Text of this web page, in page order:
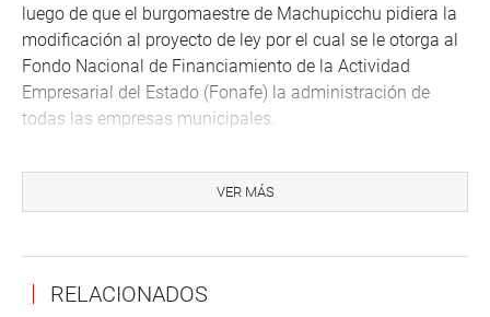
luego de que el burgomaestre de Machupicchu pidiera la
modificación al proyecto de ley por el cual se le otorga al
Fondo Nacional de Financiamiento de la Actividad
Empresarial del Estado (Fonafe) la administración de
todas las empresas municipales.
Municipalidades del Perú (Ampe) solicitando que se
reformule el proyecto de ley porque traería algunos
regidores son quienes designan a los directores para la
VER MÁS
RELACIONADOS